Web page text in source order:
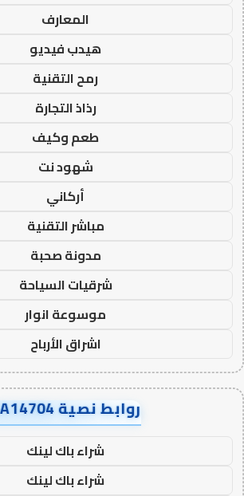
المعارف
هيدب فيديو
رمح التقنية
رذاذ التجارة
طعم وكيف
شهود نت
أركاني
مباشر التقنية
مدونة صحبة
شرقيات السياحة
موسوعة انوار
اشراق الأرباح
روابط نصية AA14704
شراء باك لينك
شراء باك لينك